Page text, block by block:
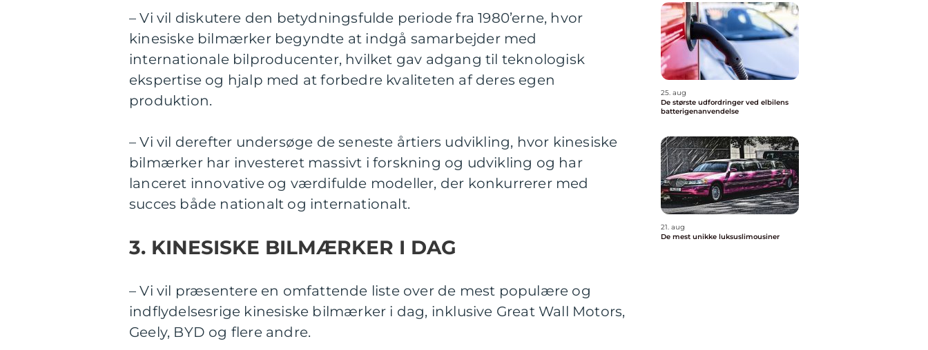
– Vi vil diskutere den betydningsfulde periode fra 1980’erne, hvor
kinesiske bilmærker begyndte at indgå samarbejder med
internationale bilproducenter, hvilket gav adgang til teknologisk
ekspertise og hjalp med at forbedre kvaliteten af deres egen
produktion.
– Vi vil derefter undersøge de seneste årtiers udvikling, hvor kinesiske
bilmærker har investeret massivt i forskning og udvikling og har
lanceret innovative og værdifulde modeller, der konkurrerer med
succes både nationalt og internationalt.
3. KINESISKE BILMÆRKER I DAG
– Vi vil præsentere en omfattende liste over de mest populære og
indflydelsesrige kinesiske bilmærker i dag, inklusive Great Wall Motors,
Geely, BYD og flere andre.
25. aug
De største udfordringer ved elbilens
batterigenanvendelse
21. aug
De mest unikke luksuslimousiner